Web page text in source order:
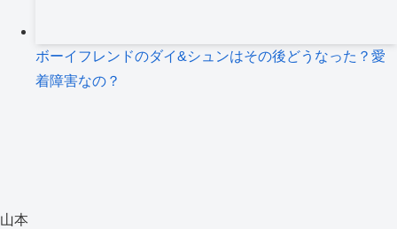
ボーイフレンドのダイ&シュンはその後どうなった？愛
着障害なの？
山本